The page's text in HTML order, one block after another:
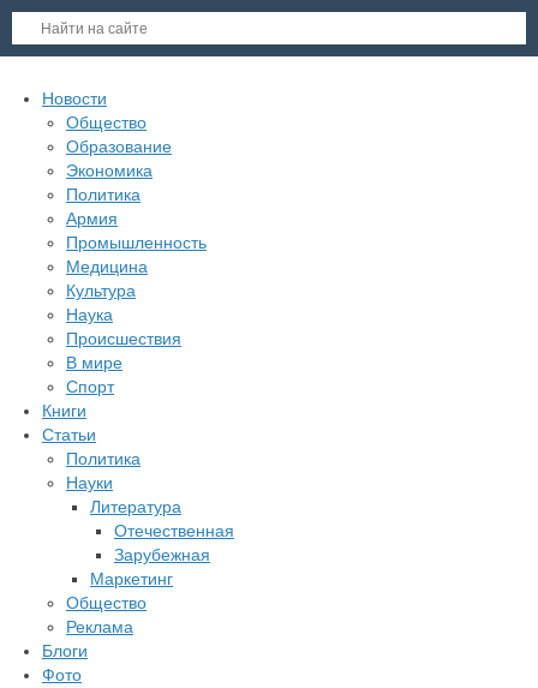
Новости
Общество
Образование
Экономика
Политика
Армия
Промышленность
Медицина
Культура
Наука
Происшествия
В мире
Спорт
Книги
Статьи
Политика
Науки
Литература
Отечественная
Зарубежная
Маркетинг
Общество
Реклама
Блоги
Фото